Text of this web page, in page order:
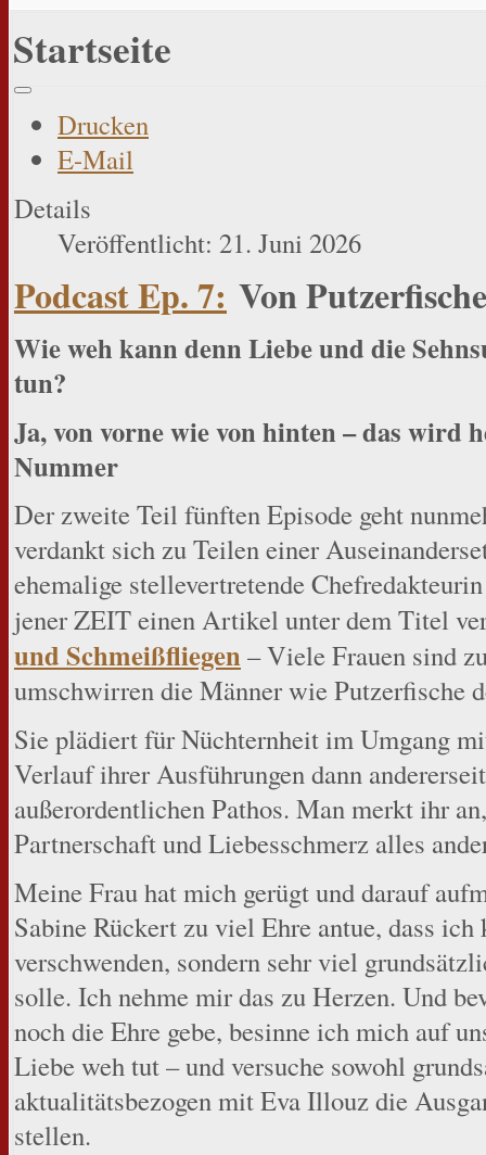
Startseite
Drucken
E-Mail
Details
Veröffentlicht: 21. Juni 2026
Podcast Ep. 7: Von
Wie weh kann denn Liebe und die
tun?
Ja, von vorne wie von hinten – das wird
Nummer
Der zweite Teil fünften Episode geht
verdankt sich zu Teilen einer
ehemalige stellevertretende
jener ZEIT einen Artikel unter dem Titel
und Schmeißfliegen– Viele Frauen sind
umschwirren die Männer wie Putzerfische
Sie plädiert für Nüchternheit im Umgang
Verlauf ihrer Ausführungen dann
außerordentlichen Pathos. Man merkt ihr
Partnerschaft und Liebesschmerz alles
Meine Frau hat mich gerügt und darauf
Sabine Rückert zu viel Ehre antue, dass
verschwenden, sondern sehr viel
solle. Ich nehme mir das zu Herzen. Und
noch die Ehre gebe, besinne ich mich auf
Liebe weh tut – und versuche sowohl
aktualitätsbezogen mit Eva Illouz die
stellen.